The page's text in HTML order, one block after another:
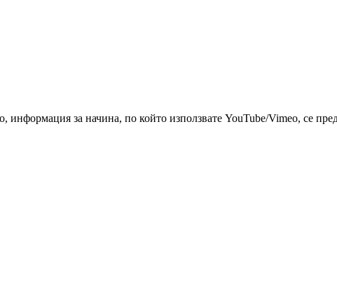
информация за начина, по който използвате YouTube/Vimeo, се